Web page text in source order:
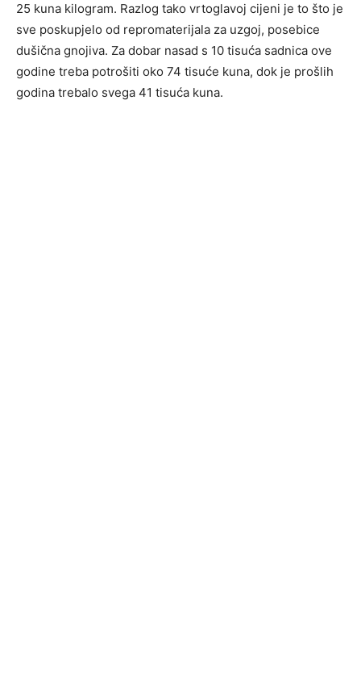
25 kuna kilogram. Razlog tako vrtoglavoj cijeni je to što je
sve poskupjelo od repromaterijala za uzgoj, posebice
dušična gnojiva. Za dobar nasad s 10 tisuća sadnica ove
godine treba potrošiti oko 74 tisuće kuna, dok je prošlih
godina trebalo svega 41 tisuća kuna.